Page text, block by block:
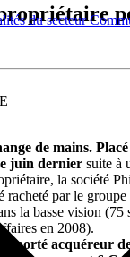
du secteur
de mains.
juin dernier suite à
la société
racheté par le
la basse vision
en 2008).
porté acquéreur